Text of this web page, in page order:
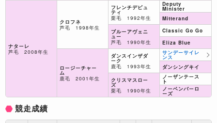
ナターレ
芦毛 2008年生
クロフネ
芦毛 1998年生
ロージーチャー
ム
鹿毛 2001年生
フレンチデピュ
ティ
栗毛 1992年生
ブルーアヴェニ
ュー
芦毛 1990年生
ダンスインザダ
ーク
鹿毛 1993年生
クリスマスロー
ズ
栗毛 1990年生
Deputy
Minister
Mitterand
Classic Go Go
Eliza Blue
サンデーサイレ
ンス
ダンシングキイ
ノーザンテース
ト
ノーベンバーロ
ーズ
競走成績